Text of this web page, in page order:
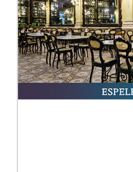
AUTRES PRODUITS